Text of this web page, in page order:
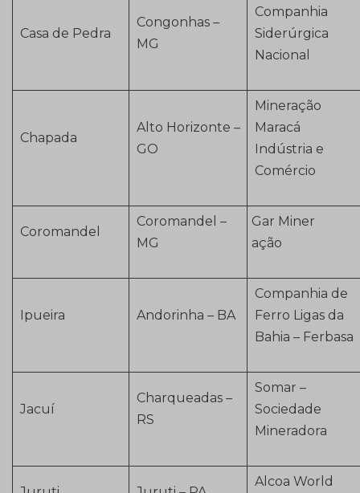
Casa de Pedra
Congonhas –
MG
Companhia
Siderúrgica
Nacional
Chapada
Alto Horizonte –
GO
Mineração
Maracá
Indústria e
Comércio
Coromandel
Coromandel –
MG
Gar Miner
ação
Ipueira Andorinha – BA
Companhia de
Ferro Ligas da
Bahia – Ferbasa
Jacuí
Charqueadas –
RS
Somar –
Sociedade
Mineradora
Alcoa World